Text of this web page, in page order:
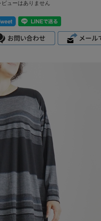
ビューはありません